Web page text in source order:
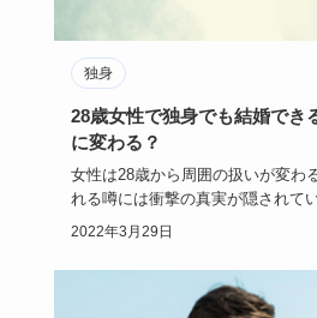
独身
28歳女性で独身でも結婚でき
に変わる？
女性は28歳から周囲の扱いが変
れる噂には衝撃の真実が隠されて
の人生はお先…
2022年3月29日